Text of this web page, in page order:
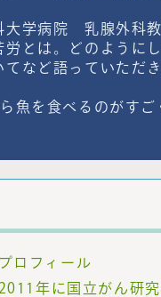
大学病院 乳腺外科
とは。どのように
てなど語っていただ
魚を食べるのがす
プロフィール
2011年に国立がん研